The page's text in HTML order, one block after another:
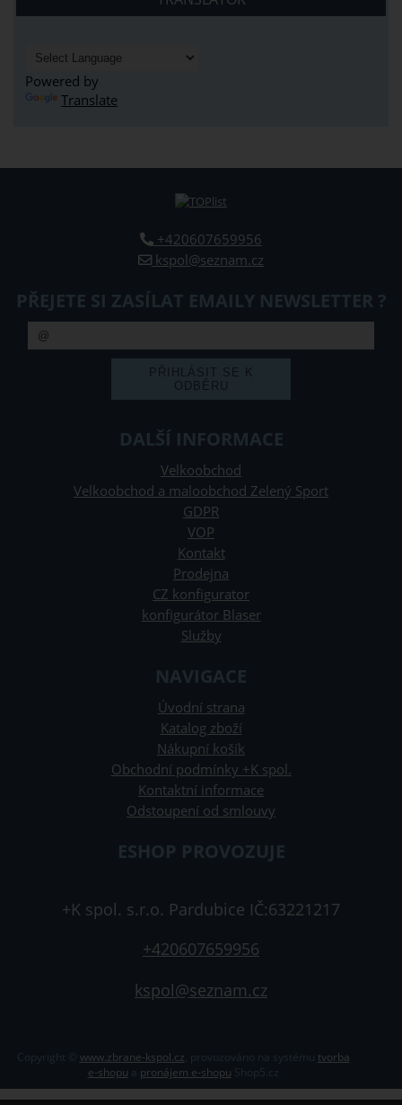
Powered by
Translate
+420607659956
kspol@seznam.cz
PŘEJETE SI ZASÍLAT EMAILY NEWSLETTER ?
DALŠÍ INFORMACE
Velkoobchod
Velkoobchod a maloobchod Zelený Sport
GDPR
VOP
Kontakt
Prodejna
CZ konfigurator
konfigurátor Blaser
Služby
NAVIGACE
Úvodní strana
Katalog zboží
Nákupní košík
Obchodní podmínky +K spol.
Kontaktní informace
Odstoupení od smlouvy
ESHOP PROVOZUJE
+K spol. s.r.o. Pardubice IČ:63221217
+420607659956
kspol@seznam.cz
Copyright © www.zbrane-kspol.cz
tvorba
e-shopu
pronájem e-shopu